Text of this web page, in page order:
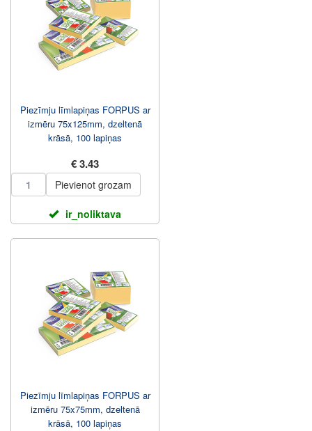
Piezīmju līmlapiņas FORPUS ar
izmēru 75x125mm, dzeltenā
krāsā, 100 lapiņas
€ 3.43
Pievienot grozam
ir_noliktava
Piezīmju līmlapiņas FORPUS ar
izmēru 75x75mm, dzeltenā
krāsā, 100 lapiņas